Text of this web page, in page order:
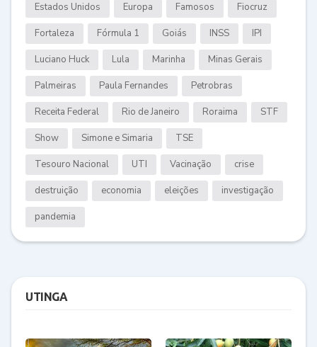
Estados Unidos Europa Famosos Fiocruz
Fortaleza Fórmula 1 Goiás INSS IPI
Luciano Huck Lula Marinha Minas Gerais
Palmeiras Paula Fernandes Petrobras
Receita Federal Rio de Janeiro Roraima STF
Show Simone e Simaria TSE
Tesouro Nacional UTI Vacinação crise
destruição economia eleições investigação
pandemia
UTINGA